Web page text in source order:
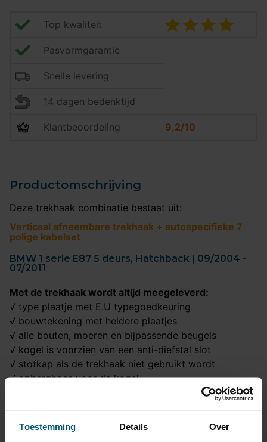
Toestemming Details Over
Top kwaliteit
Pasvormgarantie
Snelle levering
14 dagen bedenktijd
Klantbeoordeling 9,2/10
Productomschrijving
Deze trekhaak combinatie bestaat uit:
Verticaal afneembare trekhaak + autospecifieke 7
polige kabelset
BMW 1 serie E87 5 deurs, Hatchback | 09/2004 -
07/2011
Met de trekhaak wordt altijd meegeleverd:
√ type plaatje met E.U typegoedkeuring
√ bouwtekening met heldere plaatjes
√ alle bouten, moeren en bijpassende beugels
√ kogel is voorzien van een anti-diefstal slot
√ stofkap als de trekhaak niet gebruikt wordt
√ opberghoes voor de kogel
Met de originele 7 polige kabelset wordt altijd
√ een praktische schema